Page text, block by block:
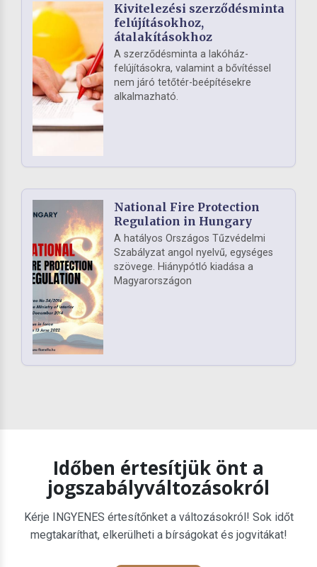
Kivitelezési szerződésminta
felújításokhoz,
átalakításokhoz
A szerződésminta a lakóház-
felújításokra, valamint a bővítéssel
nem járó tetőtér-beépítésekre
alkalmazható.
National Fire Protection
Regulation in Hungary
A hatályos Országos Tűzvédelmi
Szabályzat angol nyelvű, egységes
szövege. Hiánypótló kiadása a
Magyarországon
Időben értesítjük önt a
jogszabályváltozásokról
Kérje INGYENES értesítőnket a változásokról! Sok időt
megtakaríthat, elkerülheti a bírságokat és jogvitákat!